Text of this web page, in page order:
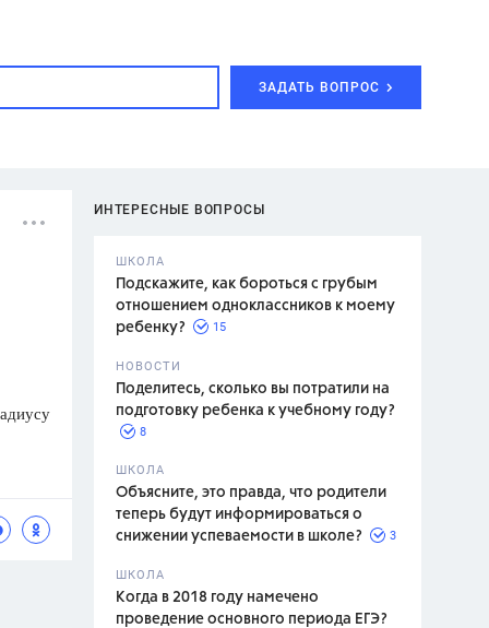
ЗАДАТЬ ВОПРОС
ИНТЕРЕСНЫЕ ВОПРОСЫ
ШКОЛА
Подскажите, как бороться с грубым
отношением одноклассников к моему
ребенку?
15
НОВОСТИ
Поделитесь, сколько вы потратили на
подготовку ребенка к учебному году?
8
ШКОЛА
Объясните, это правда, что родители
теперь будут информироваться о
снижении успеваемости в школе?
3
ШКОЛА
Когда в 2018 году намечено
проведение основного периода ЕГЭ?